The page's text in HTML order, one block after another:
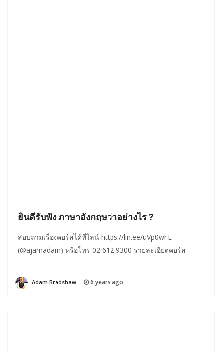
ยินดีรับฟัง ภาษาอังกฤษว่าอย่างไร ?
สอบถามเรื่องคอร์สได้ที่ไลน์ https://lin.ee/uVp0whL
(@ajarnadam) หรือโทร 02 612 9300 รายละเอียดคอร์ส
Adam Bradshaw 6 years ago